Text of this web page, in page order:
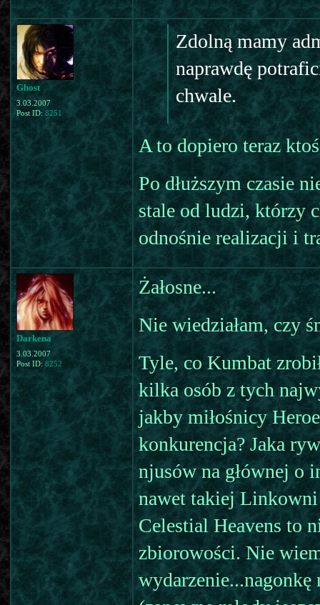
Ghost
3.03.2007
Post ID: 8251
Zdolną mamy
naprawdę
chwale.
A to dopiero teraz
Po dłuższym czasie
stale od ludzi, którzy
odnośnie realizacji i
Darkena
3.03.2007
Post ID: 8252
Żałosne...
Nie wiedziałam, czy
Tyle, co Kumbat
kilka osób z tych
jakby miłośnicy
konkurencja? Jaka
njusów na głównej o
nawet takiej Linkowni
Celestial Heavens to
zbiorowości. Nie